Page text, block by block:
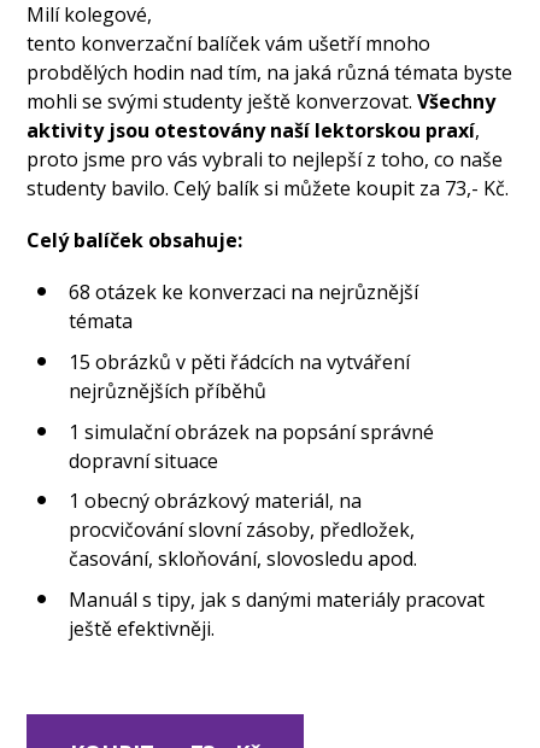
Milí kolegové,
tento konverzační balíček vám ušetří mnoho
probdělých hodin nad tím, na jaká různá témata byste
mohli se svými studenty ještě konverzovat.Všechny
aktivity jsou otestovány naší lektorskou praxí,
proto jsme pro vás vybrali to nejlepší z toho, co naše
studenty bavilo. Celý balík si můžete koupit za 73,- Kč.
Celý balíček obsahuje:
68 otázek ke konverzaci na nejrůznější
témata
15 obrázků v pěti řádcích na vytváření
nejrůznějších příběhů
1 simulační obrázek na popsání správné
dopravní situace
1 obecný obrázkový materiál, na
procvičování slovní zásoby, předložek,
časování, skloňování, slovosledu apod.
Manuál s tipy, jak s danými materiály pracovat
ještě efektivněji.